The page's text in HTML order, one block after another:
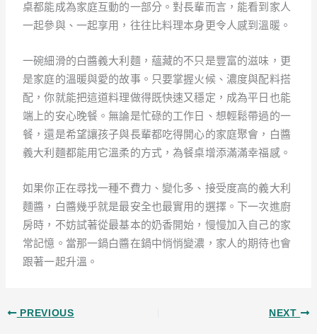
桌都能成為家庭互動的一部分。對長輩而言，能看到家人
一起參與、一起享用，往往比料理本身更令人感到溫暖。
一碗細滑的白醬義大利麵，蘊藏的不只是豐富的滋味，更
是家庭的溫暖與愛的故事。只要掌握火候、濃度與配料搭
配，你就能把這道料理做得既快速又穩定，成為平日也能
端上的安心晚餐。無論是忙碌的工作日、想輕鬆帶過的一
餐，還是希望讓孩子與長輩都吃得開心的家庭聚會，白醬
義大利麵都能用它溫柔的方式，為餐桌增添滿滿幸福感。
如果你正在尋找一種不費力、變化多、接受度高的義大利
麵醬，白醬幾乎就是最安全也最實用的選擇。下一次進廚
房時，不妨試著從最基本的奶香開始，慢慢加入自己的家
常記憶。當那一鍋白醬在鍋中悄悄變濃，家人的期待也會
跟著一起升溫。
PREVIOUS NEXT